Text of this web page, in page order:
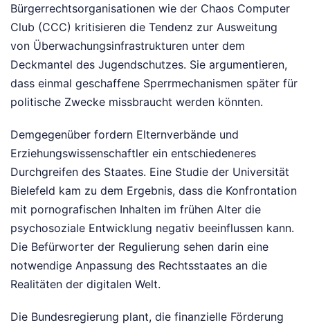
Bürgerrechtsorganisationen wie der Chaos Computer
Club (CCC) kritisieren die Tendenz zur Ausweitung
von Überwachungsinfrastrukturen unter dem
Deckmantel des Jugendschutzes. Sie argumentieren,
dass einmal geschaffene Sperrmechanismen später für
politische Zwecke missbraucht werden könnten.
Demgegenüber fordern Elternverbände und
Erziehungswissenschaftler ein entschiedeneres
Durchgreifen des Staates. Eine Studie der Universität
Bielefeld kam zu dem Ergebnis, dass die Konfrontation
mit pornografischen Inhalten im frühen Alter die
psychosoziale Entwicklung negativ beeinflussen kann.
Die Befürworter der Regulierung sehen darin eine
notwendige Anpassung des Rechtsstaates an die
Realitäten der digitalen Welt.
Die Bundesregierung plant, die finanzielle Förderung